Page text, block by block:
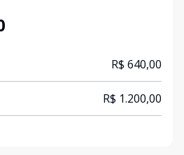
R$ 640,00
R$ 1.200,00